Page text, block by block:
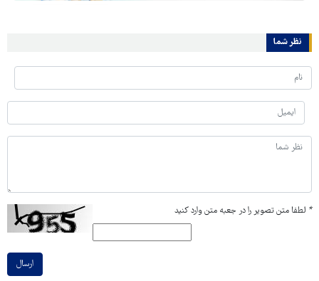
نظر شما
* لطفا متن تصویر را در جعبه متن وارد کنید
ارسال